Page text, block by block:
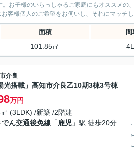
お子様のいらっしゃるご家庭にもオススメの
客様個人のご希望をお伺いし、それにマッチ
面積 間
101.85㎡
介良
光搭載」高知市介良乙10期3棟3号棟
万円
(3LDK) /新築 /2階建
でん交通後免線 「 鹿児 」駅 徒歩20分